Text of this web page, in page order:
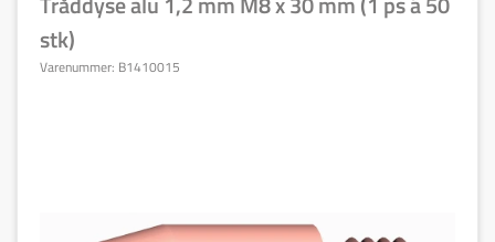
stk)
Varenummer: B1410015